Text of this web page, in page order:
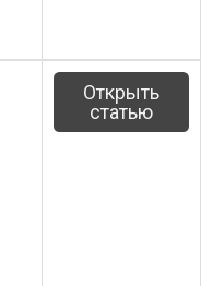
Открыть
статью